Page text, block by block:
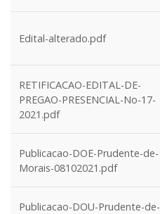
Edital-alterado.pdf
RETIFICACAO-EDITAL-DE-
PREGAO-PRESENCIAL-No-17-
2021.pdf
Publicacao-DOE-Prudente-de-
Morais-08102021.pdf
Publicacao-DOU-Prudente-de-